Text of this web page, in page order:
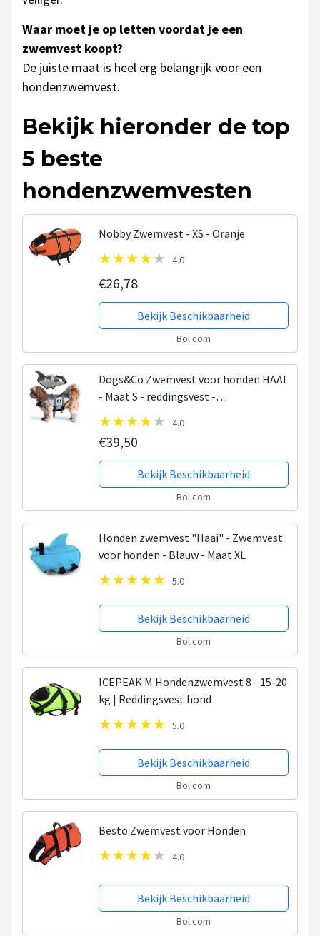
Waar moet je op letten voordat je een
zwemvest koopt?
De juiste maat is heel erg belangrijk voor een
hondenzwemvest.
Bekijk hieronder de top
5 beste
hondenzwemvesten
Nobby Zwemvest - XS - Oranje
4.0
€26,78
Bekijk Beschikbaarheid
Bol.com
Dogs&Co Zwemvest voor honden HAAI
- Maat S - reddingsvest -
zwemondersteuning voor honden
4.0
€39,50
Bekijk Beschikbaarheid
Bol.com
Honden zwemvest "Haai" - Zwemvest
voor honden - Blauw - Maat XL
5.0
Bekijk Beschikbaarheid
Bol.com
ICEPEAK M Hondenzwemvest 8 - 15-20
kg | Reddingsvest hond
5.0
Bekijk Beschikbaarheid
Bol.com
Besto Zwemvest voor Honden
4.0
Bekijk Beschikbaarheid
Bol.com